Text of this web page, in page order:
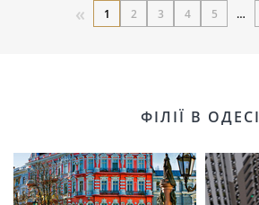
« 1 2 3 4 5 …
ФІЛІЇ В ОДЕСІ